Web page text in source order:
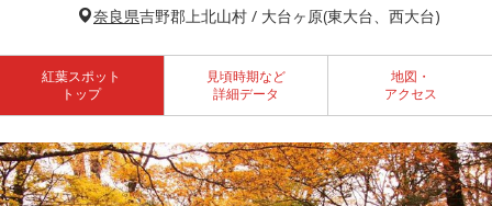
奈良県吉野郡上北山村 / 大台ヶ原(東大台、西大台)
紅葉スポット
トップ
見頃時期など
詳細データ
地図・
アクセス